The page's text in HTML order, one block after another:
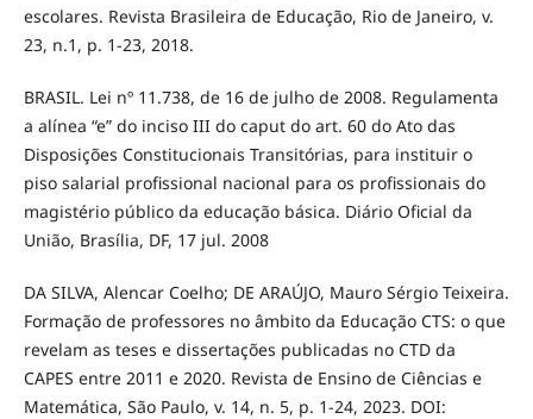
escolares. Revista Brasileira de Educação, Rio de Janeiro, v.
23, n.1, p. 1-23, 2018.
BRASIL. Lei nº 11.738, de 16 de julho de 2008. Regulamenta
a alínea “e” do inciso III do caput do art. 60 do Ato das
Disposições Constitucionais Transitórias, para instituir o
piso salarial profissional nacional para os profissionais do
magistério público da educação básica. Diário Oficial da
União, Brasília, DF, 17 jul. 2008
DA SILVA, Alencar Coelho; DE ARAÚJO, Mauro Sérgio Teixeira.
Formação de professores no âmbito da Educação CTS: o que
revelam as teses e dissertações publicadas no CTD da
CAPES entre 2011 e 2020. Revista de Ensino de Ciências e
Matemática, São Paulo, v. 14, n. 5, p. 1-24, 2023. DOI: